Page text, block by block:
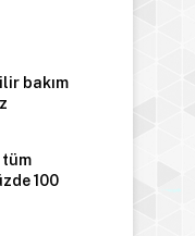
7 Ağustos 2026
Arabistan’da
bakım
tüm
100